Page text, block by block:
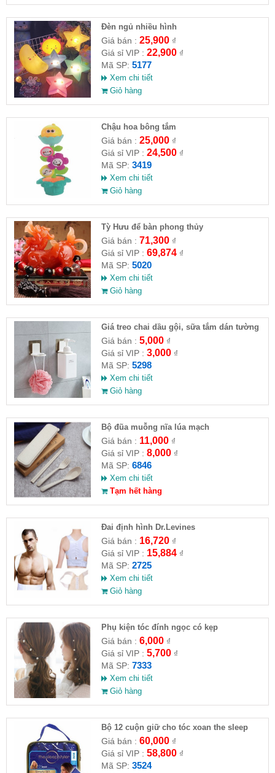
Đèn ngủ nhiều hình
Giá bán : 25,900₫
Giá sỉ VIP : 22,900₫
Mã SP: 5177
Xem chi tiết
Giỏ hàng
Chậu hoa bông tắm
Giá bán : 25,000₫
Giá sỉ VIP : 24,500₫
Mã SP: 3419
Xem chi tiết
Giỏ hàng
Tỳ Hưu để bàn phong thủy
Giá bán : 71,300₫
Giá sỉ VIP : 69,874₫
Mã SP: 5020
Xem chi tiết
Giỏ hàng
Giá treo chai dầu gội, sữa tắm dán tường
Giá bán : 5,000₫
Giá sỉ VIP : 3,000₫
Mã SP: 5298
Xem chi tiết
Giỏ hàng
Bộ đũa muỗng nĩa lúa mạch
Giá bán : 11,000₫
Giá sỉ VIP : 8,000₫
Mã SP: 6846
Xem chi tiết
Tạm hết hàng
Đai định hình Dr.Levines
Giá bán : 16,720₫
Giá sỉ VIP : 15,884₫
Mã SP: 2725
Xem chi tiết
Giỏ hàng
Phụ kiện tóc đính ngọc có kẹp
Giá bán : 6,000₫
Giá sỉ VIP : 5,700₫
Mã SP: 7333
Xem chi tiết
Giỏ hàng
Bộ 12 cuộn giữ cho tóc xoan the sleep
Giá bán : 60,000₫
Giá sỉ VIP : 58,800₫
Mã SP: 3524